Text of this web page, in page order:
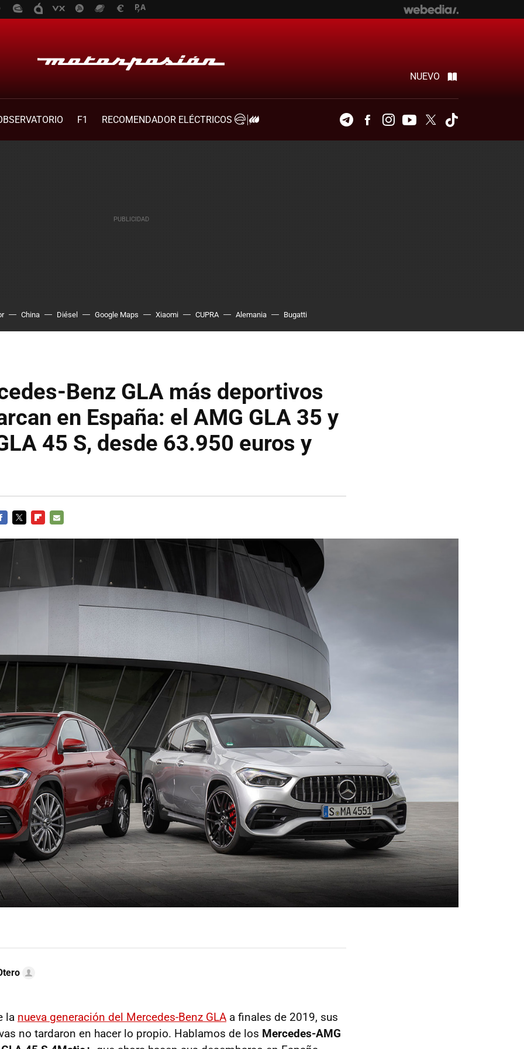
NUEVO
F1 RECOMENDADOR ELÉCTRICOS TelegramFacebookInstagramYoutubeTwitter
China Diésel Google Maps Xiaomi CUPRA Alemania Bugatti
Benz GLA más deportivos
en España: el AMG GLA 35 y
45 S, desde 63.950 euros y
la nueva generación del Mercedes-Benz GLA a finales de 2019, sus
no tardaron en hacer lo propio. Hablamos de los Mercedes-AMG